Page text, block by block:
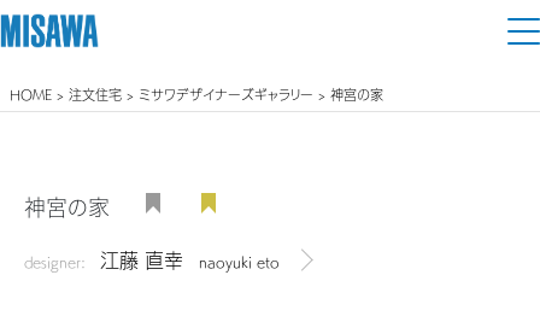
住まい
商品ラインアップ
個人のお客さま
リフォーム
HOME > 注文住宅 > ミサワデザイナーズギャラリー > 神宮の家
神宮の家
designer: 江藤 直幸 naoyuki eto デザイナーを見る